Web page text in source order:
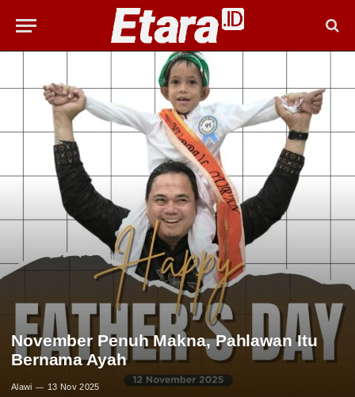
November Penuh Makna, Pahlawan Itu
Bernama Ayah
Alawi 13 Nov 2025